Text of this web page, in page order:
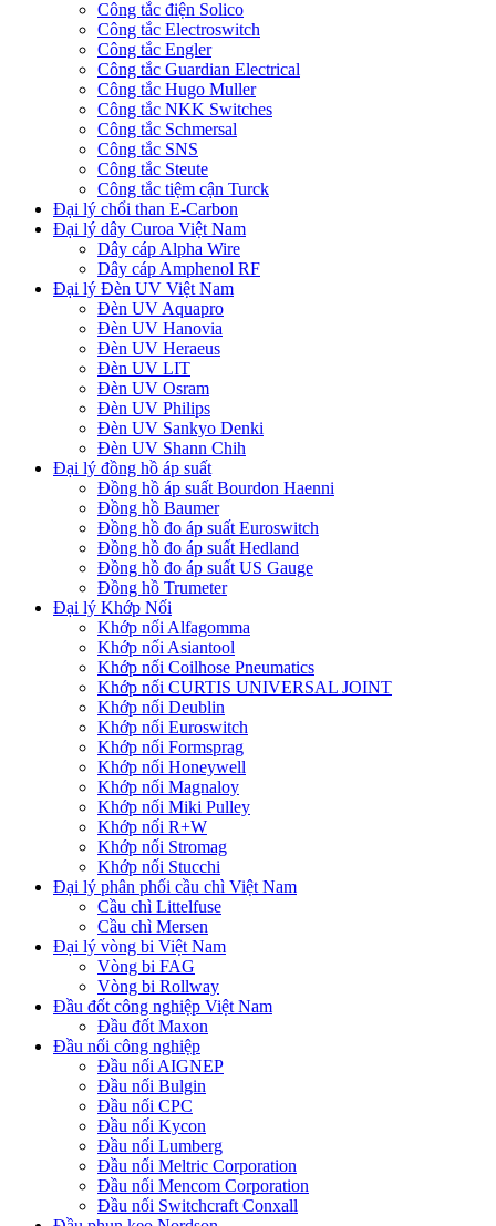
Công tắc điện Solico
Công tắc Electroswitch
Công tắc Engler
Công tắc Guardian Electrical
Công tắc Hugo Muller
Công tắc NKK Switches
Công tắc Schmersal
Công tắc SNS
Công tắc Steute
Công tắc tiệm cận Turck
Đại lý chổi than E-Carbon
Đại lý dây Curoa Việt Nam
Dây cáp Alpha Wire
Dây cáp Amphenol RF
Đại lý Đèn UV Việt Nam
Đèn UV Aquapro
Đèn UV Hanovia
Đèn UV Heraeus
Đèn UV LIT
Đèn UV Osram
Đèn UV Philips
Đèn UV Sankyo Denki
Đèn UV Shann Chih
Đại lý đồng hồ áp suất
Đồng hồ áp suất Bourdon Haenni
Đồng hồ Baumer
Đồng hồ đo áp suất Euroswitch
Đồng hồ đo áp suất Hedland
Đồng hồ đo áp suất US Gauge
Đồng hồ Trumeter
Đại lý Khớp Nối
Khớp nối Alfagomma
Khớp nối Asiantool
Khớp nối Coilhose Pneumatics
Khớp nối CURTIS UNIVERSAL JOINT
Khớp nối Deublin
Khớp nối Euroswitch
Khớp nối Formsprag
Khớp nối Honeywell
Khớp nối Magnaloy
Khớp nối Miki Pulley
Khớp nối R+W
Khớp nối Stromag
Khớp nối Stucchi
Đại lý phân phối cầu chì Việt Nam
Cầu chì Littelfuse
Cầu chì Mersen
Đại lý vòng bi Việt Nam
Vòng bi FAG
Vòng bi Rollway
Đầu đốt công nghiệp Việt Nam
Đầu đốt Maxon
Đầu nối công nghiệp
Đầu nối AIGNEP
Đầu nối Bulgin
Đầu nối CPC
Đầu nối Kycon
Đầu nối Lumberg
Đầu nối Meltric Corporation
Đầu nối Mencom Corporation
Đầu nối Switchcraft Conxall